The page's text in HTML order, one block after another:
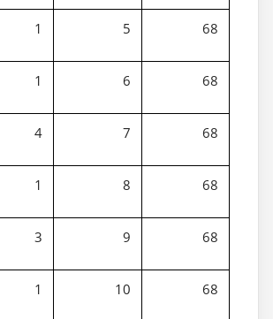
68
5
1
68
6
1
68
7
4
68
8
1
68
9
3
68
10
1